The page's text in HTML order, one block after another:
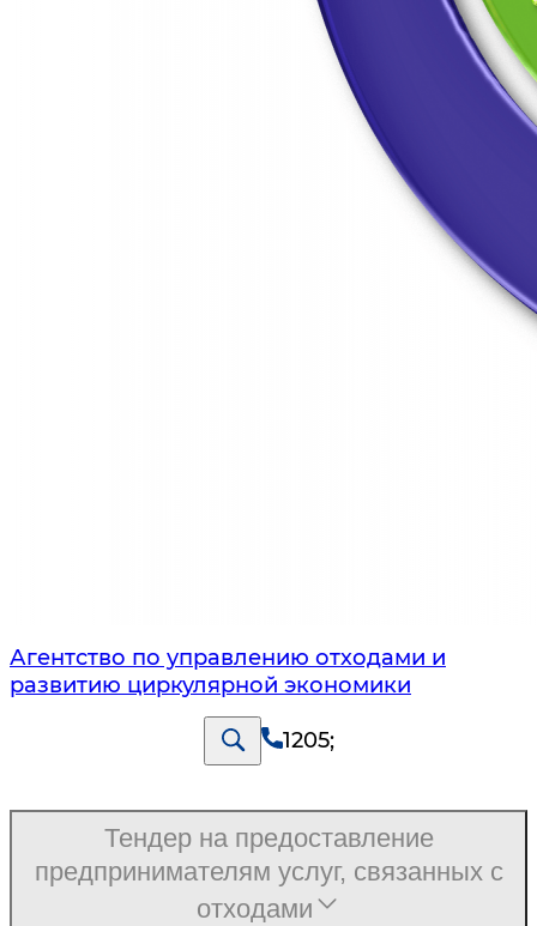
Агентство по управлению отходами и
развитию циркулярной экономики
1205;
Тендер на предоставление
предпринимателям услуг, связанных с
отходами